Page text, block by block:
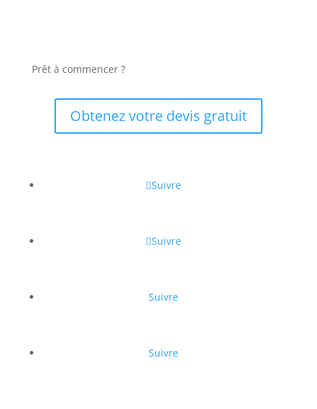
Prêt à commencer ?
Obtenez votre devis gratuit
Suivre
Suivre
Suivre
Suivre